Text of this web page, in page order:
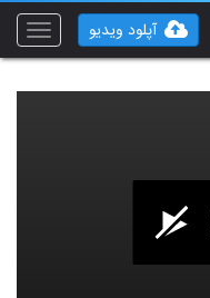
Toggle
آپلود ویدیو